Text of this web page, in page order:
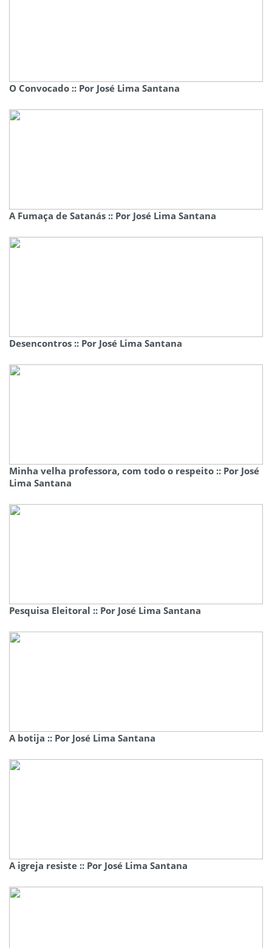
O Convocado :: Por José Lima Santana
A Fumaça de Satanás :: Por José Lima Santana
Desencontros :: Por José Lima Santana
Minha velha professora, com todo o respeito :: Por José
Lima Santana
Pesquisa Eleitoral :: Por José Lima Santana
A botija :: Por José Lima Santana
A igreja resiste :: Por José Lima Santana